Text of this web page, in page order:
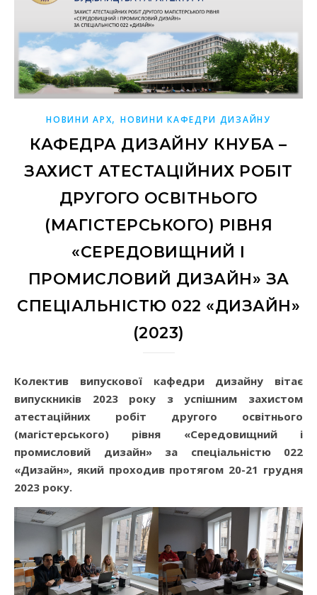
НОВИНИ АРХ,НОВИНИ КАФЕДРИ ДИЗАЙНУ
КАФЕДРА ДИЗАЙНУ КНУБА –
ЗАХИСТ АТЕСТАЦІЙНИХ РОБІТ
ДРУГОГО ОСВІТНЬОГО
(МАГІСТЕРСЬКОГО) РІВНЯ
«СЕРЕДОВИЩНИЙ І
ПРОМИСЛОВИЙ ДИЗАЙН» ЗА
СПЕЦІАЛЬНІСТЮ 022 «ДИЗАЙН»
(2023)
Колектив випускової кафедри дизайну вітає
випускників 2023 року з успішним захистом
атестаційних робіт другого освітнього
(магістерського) рівня «Середовищний і
промисловий дизайн» за спеціальністю 022
«Дизайн», який проходив протягом 20-21 грудня
2023 року.